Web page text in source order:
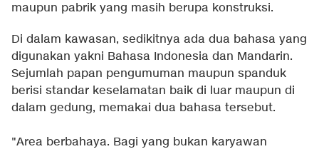
maupun pabrik yang masih berupa konstruksi.
Di dalam kawasan, sedikitnya ada dua bahasa yang
digunakan yakni Bahasa Indonesia dan Mandarin.
Sejumlah papan pengumuman maupun spanduk
berisi standar keselamatan baik di luar maupun di
dalam gedung, memakai dua bahasa tersebut.
"Area berbahaya. Bagi yang bukan karyawan